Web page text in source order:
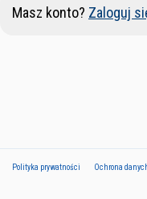
Masz konto? Zaloguj
Polityka prywatności Ochrona